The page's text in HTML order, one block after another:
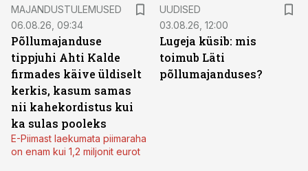
MAJANDUSTULEMUSED
06.08.26, 09:34
Põllumajanduse
tippjuhi Ahti Kalde
firmades käive üldiselt
kerkis, kasum samas
nii kahekordistus kui
ka sulas pooleks
E-Piimast laekumata piimaraha
on enam kui 1,2 miljonit eurot
UUDISED
03.08.26, 12:00
Lugeja küsib: mis
toimub Läti
põllumajanduses?